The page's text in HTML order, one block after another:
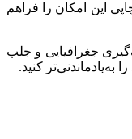
این امکان را فراهم
جغرافیایی و جلب
کنید.